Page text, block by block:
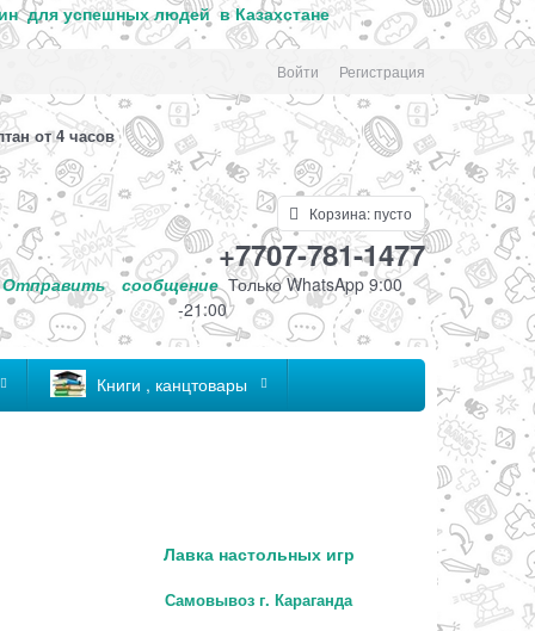
для успешных людей в Казахстане
Войти Регистрация
от 4 часов
Корзина:пусто
+7707-781-1477
Отправить сообщениеТолько WhatsApp 9:00
-21:00
Книги , канцтовары
Лавка настольных игр
Самовывоз г. Караганда